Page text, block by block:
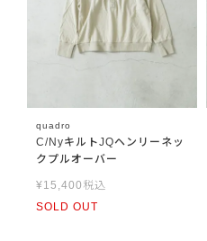
quadro
C/NyキルトJQヘンリーネッ
クプルオーバー
¥15,400 税込
SOLD OUT